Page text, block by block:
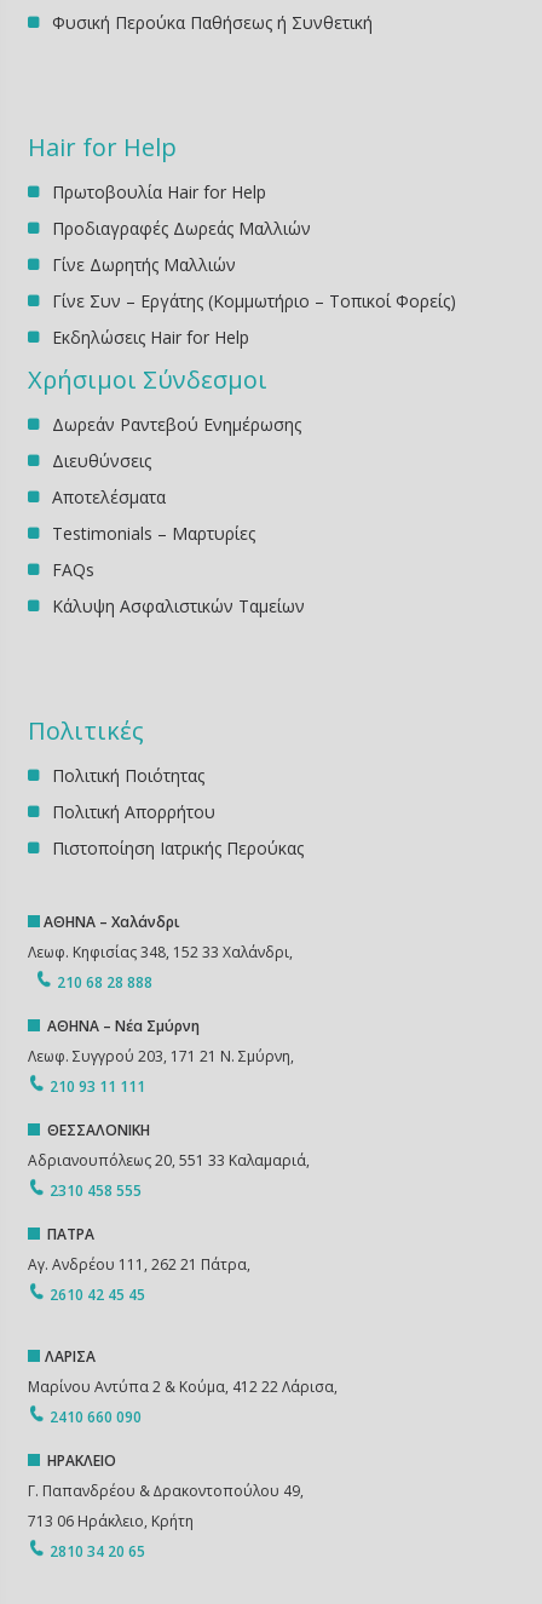
Φυσική Περούκα Παθήσεως ή Συνθετική
Hair for Help
Πρωτοβουλία Hair for Help
Προδιαγραφές Δωρεάς Μαλλιών
Γίνε Δωρητής Μαλλιών
Γίνε Συν – Εργάτης (Κομμωτήριο – Τοπικοί Φορείς)
Εκδηλώσεις Ηair for Help
Χρήσιμοι Σύνδεσμοι
Δωρεάν Ραντεβού Ενημέρωσης
Διευθύνσεις
Αποτελέσματα
Testimonials – Μαρτυρίες
FAQs
Κάλυψη Ασφαλιστικών Ταμείων
Πολιτικές
Πολιτική Ποιότητας
Πολιτική Απορρήτου
Πιστοποίηση Ιατρικής Περούκας
ΑΘΗΝΑ – Χαλάνδρι
Λεωφ. Κηφισίας 348, 152 33 Χαλάνδρι,
210 68 28 888
ΑΘΗΝΑ – Νέα Σμύρνη
Λεωφ. Συγγρού 203, 171 21 Ν. Σμύρνη,
210 93 11 111
ΘΕΣΣΑΛΟΝΙΚΗ
Αδριανουπόλεως 20, 551 33 Καλαμαριά,
2310 458 555
ΠΑΤΡΑ
Αγ. Ανδρέου 111, 262 21 Πάτρα,
2610 42 45 45
ΛΑΡΙΣΑ
Μαρίνου Αντύπα 2 & Κούμα, 412 22 Λάρισα,
2410 660 090
ΗΡΑΚΛΕΙΟ
Γ. Παπανδρέου & ∆ρακοντοπούλου 49,
713 06 Ηράκλειο, Κρήτη
2810 34 20 65